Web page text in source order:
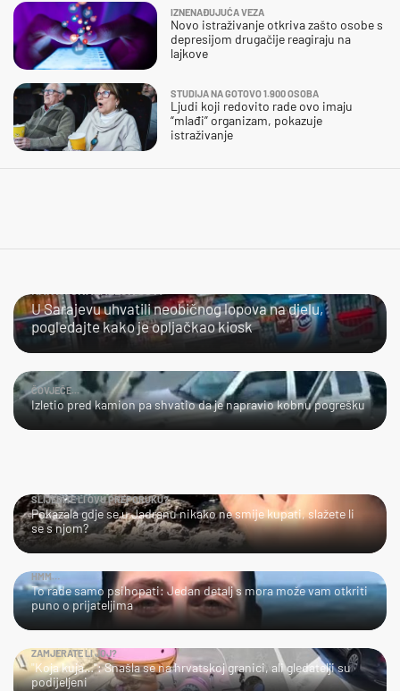
IZNENAĐUJUĆA VEZA
Novo istraživanje otkriva zašto osobe s
depresijom drugačije reagiraju na
lajkove
STUDIJA NA GOTOVO 1.900 OSOBA
Ljudi koji redovito rade ovo imaju
“mlađi” organizam, pokazuje
istraživanje
U Sarajevu uhvatili neobičnog lopova na djelu,
pogledajte kako je opljačkao kiosk
ČOVJEČE...
Izletio pred kamion pa shvatio da je napravio kobnu pogrešku
SLIJEDITE LI OVU PREPORUKU?
Pokazala gdje se u Jadranu nikako ne smije kupati, slažete li
se s njom?
HMM…
To rade samo psihopati: Jedan detalj s mora može vam otkriti
puno o prijateljima
ZAMJERATE LI JOJ?
"Koja kuja…": Snašla se na hrvatskoj granici, ali gledatelji su
podijeljeni